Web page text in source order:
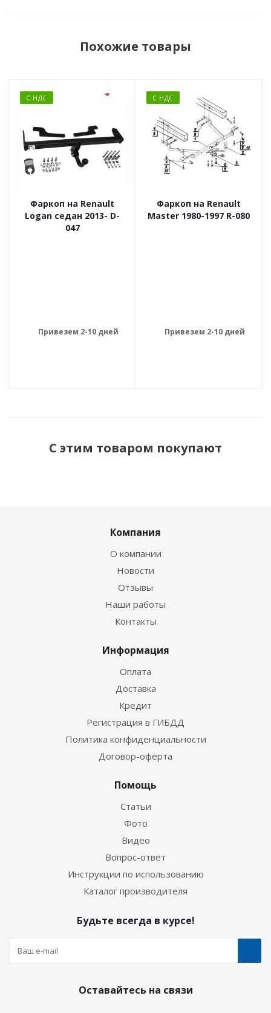
Похожие товары
С НДС
Фаркоп на Renault
Logan седан 2013- D-
047
Привезем 2-10 дней
С НДС
Фаркоп на Renault
Master 1980-1997 R-080
Привезем 2-10 дней
С этим товаром покупают
Компания
О компании
Новости
Отзывы
Наши работы
Контакты
Информация
Оплата
Доставка
Кредит
Регистрация в ГИБДД
Политика конфиденциальности
Договор-оферта
Помощь
Статьи
Фото
Видео
Вопрос-ответ
Инструкции по использованию
Каталог производителя
Будьте всегда в курсе!
Оставайтесь на связи